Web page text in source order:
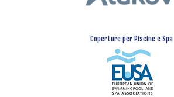
Coperture per Piscine e Spa